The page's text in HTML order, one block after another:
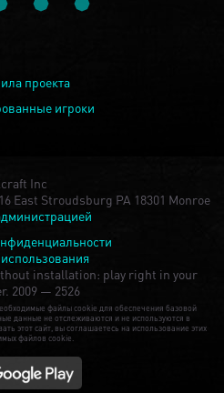
проекта
игроки
Inc
East Stroudsburg PA 18301 Monroe
installation: play right in your
2009 — 2526
файлы cookie для обеспечения базовой
данные не отслеживаются и не используются в
этот сайт, вы соглашаетесь на использование этих
файлов cookie.